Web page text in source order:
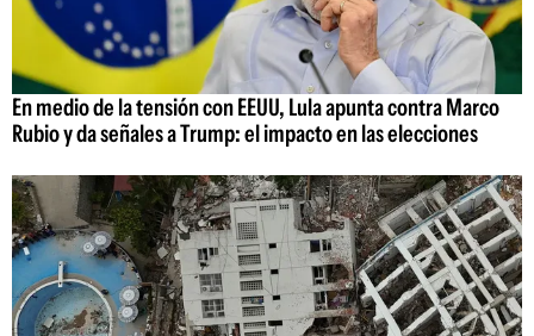
En medio de la tensión con EEUU, Lula apunta contra Marco
Rubio y da señales a Trump: el impacto en las elecciones